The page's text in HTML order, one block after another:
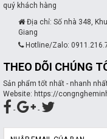
quý khách hàng
Địa chỉ: Số nhà 348,
Giang
Hotline/Zalo:
THEO DÕI CHÚNG
Sản phẩm tốt nhất - nhanh
Website: https://
-
-